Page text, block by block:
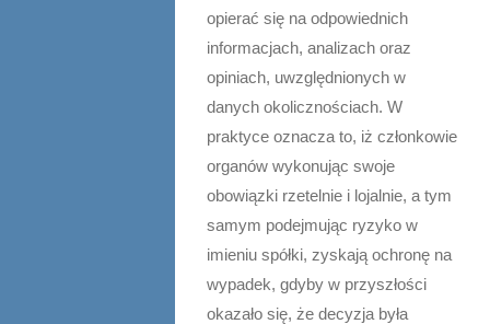
opierać się na odpowiednich
informacjach, analizach oraz
opiniach, uwzględnionych w
danych okolicznościach. W
praktyce oznacza to, iż członkowie
organów wykonując swoje
obowiązki rzetelnie i lojalnie, a tym
samym podejmując ryzyko w
imieniu spółki, zyskają ochronę na
wypadek, gdyby w przyszłości
okazało się, że decyzja była